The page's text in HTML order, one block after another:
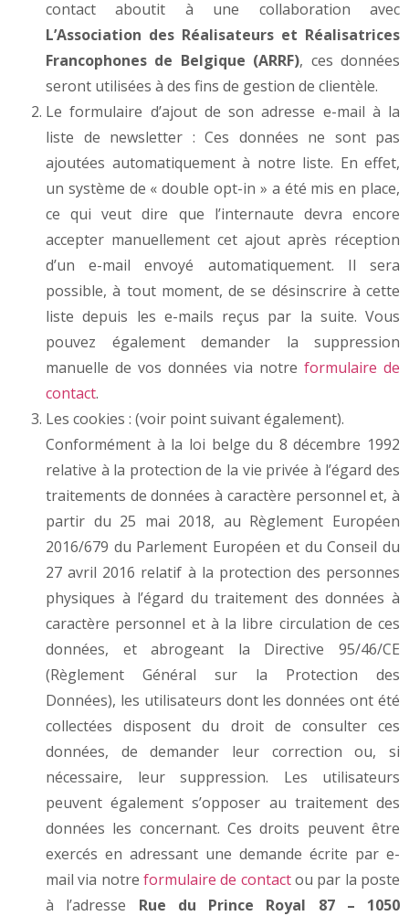
contact aboutit à une collaboration avec
L’Association des Réalisateurs et Réalisatrices
Francophones de Belgique (ARRF), ces données
seront utilisées à des fins de gestion de clientèle.
Le formulaire d’ajout de son adresse e-mail à la
liste de newsletter : Ces données ne sont pas
ajoutées automatiquement à notre liste. En effet,
un système de « double opt-in » a été mis en place,
ce qui veut dire que l’internaute devra encore
accepter manuellement cet ajout après réception
d’un e-mail envoyé automatiquement. Il sera
possible, à tout moment, de se désinscrire à cette
liste depuis les e-mails reçus par la suite. Vous
pouvez également demander la suppression
manuelle de vos données via notre formulaire de
contact.
Les cookies : (voir point suivant également).
Conformément à la loi belge du 8 décembre 1992
relative à la protection de la vie privée à l’égard des
traitements de données à caractère personnel et, à
partir du 25 mai 2018, au Règlement Européen
2016/679 du Parlement Européen et du Conseil du
27 avril 2016 relatif à la protection des personnes
physiques à l’égard du traitement des données à
caractère personnel et à la libre circulation de ces
données, et abrogeant la Directive 95/46/CE
(Règlement Général sur la Protection des
Données), les utilisateurs dont les données ont été
collectées disposent du droit de consulter ces
données, de demander leur correction ou, si
nécessaire, leur suppression. Les utilisateurs
peuvent également s’opposer au traitement des
données les concernant. Ces droits peuvent être
exercés en adressant une demande écrite par e-
mail via notre formulaire de contactou par la poste
à l’adresse Rue du Prince Royal 87 – 1050